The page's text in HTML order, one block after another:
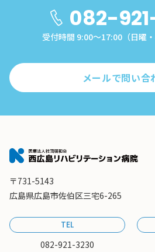
082-
受付時間 9:00～17:00（日曜・
メールで問い合
〒731-5143
広島県広島市佐伯区三宅6-265
TEL
082-921-3230